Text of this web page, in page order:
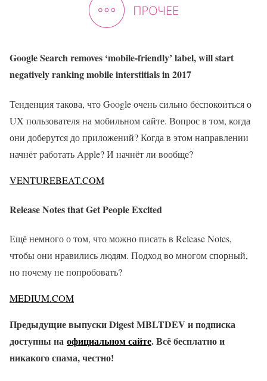
Google Search removes ‘mobile-friendly’ label, will start
negatively ranking mobile interstitials in 2017
Тенденция такова, что Google очень сильно беспокоиться о
UX пользователя на мобильном сайте. Вопрос в том, когда
они доберутся до приложений? Когда в этом направлении
начнёт работать Apple? И начнёт ли вообще?
VENTUREBEAT.COM
Release Notes that Get People Excited
Ещё немного о том, что можно писать в Release Notes,
чтобы они нравились людям. Подход во многом спорный,
но почему не попробовать?
MEDIUM.COM
Предыдущие выпуски Digest MBLTDEV и подписка
доступны на официальном сайте. Всё бесплатно и
никакого спама, честно!